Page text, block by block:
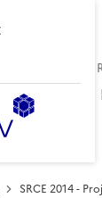
SRCE 2014 -